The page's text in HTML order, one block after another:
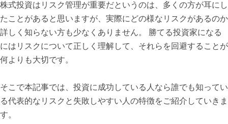
株式投資はリスク管理が重要だというのは、多くの方が耳にし
たことがあると思いますが、実際にどの様なリスクがあるのか
詳しく知らない方も少なくありません。 勝てる投資家になる
にはリスクについて正しく理解して、それらを回避することが
何よりも大切です。
そこで本記事では、投資に成功している人なら誰でも知ってい
る代表的なリスクと失敗しやすい人の特徴をご紹介していきま
す。